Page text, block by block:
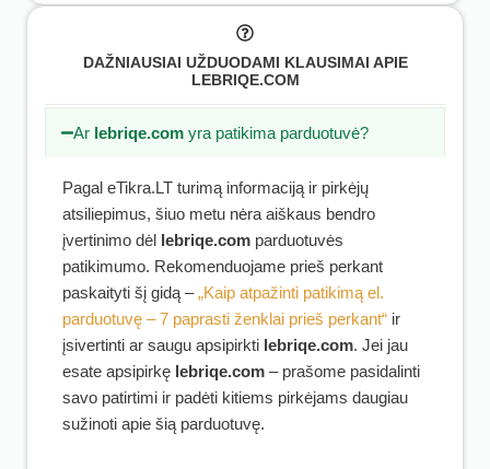
DAŽNIAUSIAI UŽDUODAMI KLAUSIMAI APIE
LEBRIQE.COM
Ar lebriqe.com yra patikima parduotuvė?
Pagal eTikra.LT turimą informaciją ir pirkėjų
atsiliepimus, šiuo metu nėra aiškaus bendro
įvertinimo dėl lebriqe.com parduotuvės
patikimumo. Rekomenduojame prieš perkant
paskaityti šį gidą –„Kaip atpažinti patikimą el.
parduotuvę – 7 paprasti ženklai prieš perkant“ ir
įsivertinti ar saugu apsipirkti lebriqe.com. Jei jau
esate apsipirkę lebriqe.com – prašome pasidalinti
savo patirtimi ir padėti kitiems pirkėjams daugiau
sužinoti apie šią parduotuvę.